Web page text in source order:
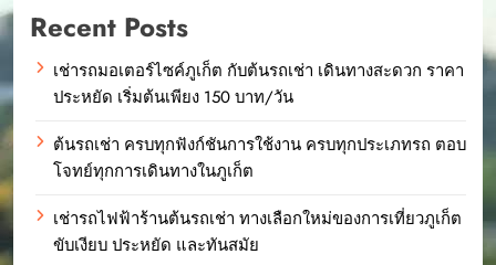
Recent Posts
เช่ารถมอเตอร์ไซค์ภูเก็ต กับต้นรถเช่า เดินทางสะดวก ราคา
ประหยัด เริ่มต้นเพียง 150 บาท/วัน
ต้นรถเช่า ครบทุกฟังก์ชันการใช้งาน ครบทุกประเภทรถ ตอบ
โจทย์ทุกการเดินทางในภูเก็ต
เช่ารถไฟฟ้าร้านต้นรถเช่า ทางเลือกใหม่ของการเที่ยวภูเก็ต
ขับเงียบ ประหยัด และทันสมัย